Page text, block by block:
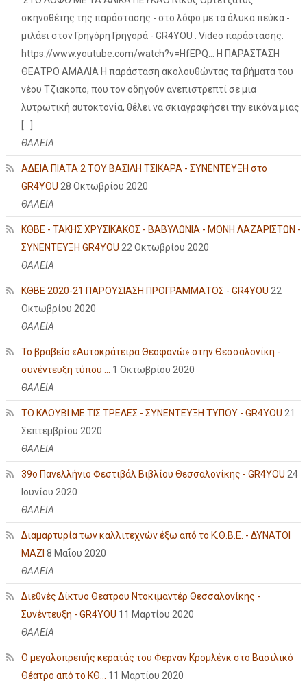
σκηνοθέτης της παράστασης - στο λόφο με τα άλυκα πεύκα -
μιλάει στον Γρηγόρη Γρηγορά - GR4YOU . Video παράστασης:
https://www.youtube.com/watch?v=HfEPQ... Η ΠΑΡΑΣΤΑΣΗ
ΘΕΑΤΡΟ ΑΜΑΛΙΑ Η παράσταση ακολουθώντας τα βήματα του
νέου Τζιάκοπο, που τον οδηγούν ανεπιστρεπτί σε μια
λυτρωτική αυτοκτονία, θέλει να σκιαγραφήσει την εικόνα μιας
ΘΑΛΕΙΑ
ΑΔΕΙΑ ΠΙΑΤΑ 2 ΤΟΥ ΒΑΣΙΛΗ ΤΣΙΚΑΡΑ - ΣΥΝΕΝΤΕΥΞΗ στο
GR4YOU 28 Οκτωβρίου 2020
ΘΑΛΕΙΑ
ΚΘΒΕ - ΤΑΚΗΣ ΧΡΥΣΙΚΑΚΟΣ - ΒΑΒΥΛΩΝΙΑ - ΜΟΝΗ ΛΑΖΑΡΙΣΤΩΝ -
ΣΥΝΕΝΤΕΥΞΗ GR4YOU 22 Οκτωβρίου 2020
ΘΑΛΕΙΑ
ΚΘΒΕ 2020-21 ΠΑΡΟΥΣΙΑΣΗ ΠΡΟΓΡΑΜΜΑΤΟΣ - GR4YOU 22
Οκτωβρίου 2020
ΘΑΛΕΙΑ
Το βραβείο «Αυτοκράτειρα Θεοφανώ» στην Θεσσαλονίκη -
συνέντευξη τύπου ...
1 Οκτωβρίου 2020
ΘΑΛΕΙΑ
ΤΟ ΚΛΟΥΒΙ ΜΕ ΤΙΣ ΤΡΕΛΕΣ - ΣΥΝΕΝΤΕΥΞΗ ΤΥΠΟΥ - GR4YOU 21
Σεπτεμβρίου 2020
ΘΑΛΕΙΑ
39ο Πανελλήνιο Φεστιβάλ Βιβλίου Θεσσαλονίκης - GR4YOU 24
Ιουνίου 2020
ΘΑΛΕΙΑ
Διαμαρτυρία των καλλιτεχνών έξω από το Κ.Θ.Β.Ε. - ΔΥΝΑΤΟΙ
ΜΑΖΙ 8 Μαΐου 2020
ΘΑΛΕΙΑ
Διεθνές Δίκτυο Θεάτρου Ντοκιμαντέρ Θεσσαλονίκης -
Συνέντευξη - GR4YOU 11 Μαρτίου 2020
ΘΑΛΕΙΑ
Ο μεγαλοπρεπής κερατάς του Φερνάν Κρομλένκ στο Βασιλικό
Θέατρο από το ΚΘ...
11 Μαρτίου 2020